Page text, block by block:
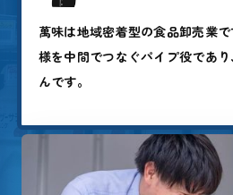
萬味は地域密着型の食品卸売業
様を中間でつなぐパイプ役であ
んです。